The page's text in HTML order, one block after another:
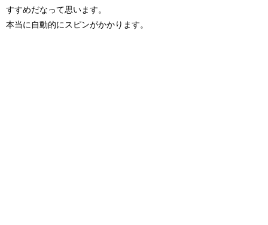
すすめだなって思います。
本当に自動的にスピンがかかります。